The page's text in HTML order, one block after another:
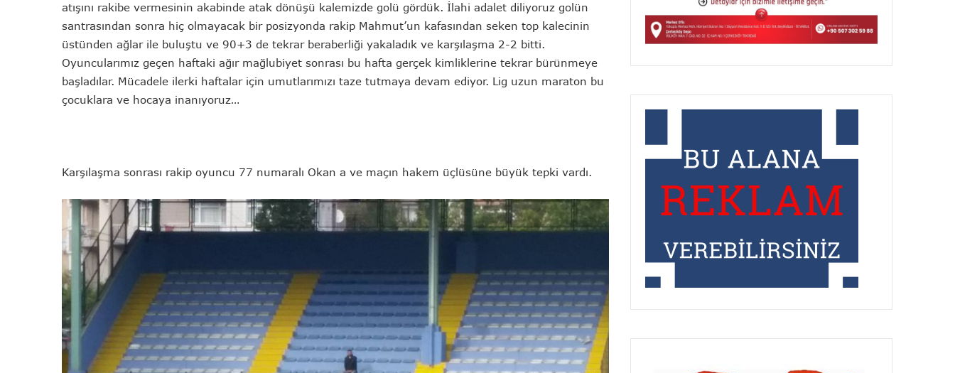
atışını rakibe vermesinin akabinde atak dönüşü kalemizde golü gördük. İlahi adalet diliyoruz golün
santrasından sonra hiç olmayacak bir posizyonda rakip Mahmut’un kafasından seken top kalecinin
üstünden ağlar ile buluştu ve 90+3 de tekrar beraberliği yakaladık ve karşılaşma 2-2 bitti.
Oyuncularımız geçen haftaki ağır mağlubiyet sonrası bu hafta gerçek kimliklerine tekrar bürünmeye
başladılar. Mücadele ilerki haftalar için umutlarımızı taze tutmaya devam ediyor. Lig uzun maraton bu
çocuklara ve hocaya inanıyoruz…
Karşılaşma sonrası rakip oyuncu 77 numaralı Okan a ve maçın hakem üçlüsüne büyük tepki vardı.